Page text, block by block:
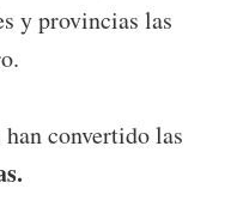
y provincias las
convertido las